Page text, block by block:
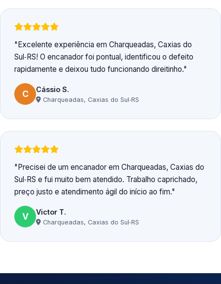
Excelente experiência em Charqueadas, Caxias do
Sul‑RS! O encanador foi pontual, identificou o defeito
rapidamente e deixou tudo funcionando direitinho.
C Cássio S.
Charqueadas, Caxias do Sul‑RS
Precisei de um encanador em Charqueadas, Caxias do
Sul‑RS e fui muito bem atendido. Trabalho caprichado,
preço justo e atendimento ágil do início ao fim.
V Victor T.
Charqueadas, Caxias do Sul‑RS